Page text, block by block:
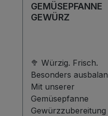
GEMÜSEPFANNE
GEWÜRZ
🥦 Würzig. Frisch.
Besonders
Mit unserer
Gemüsepfanne
Gewürzzubereitung